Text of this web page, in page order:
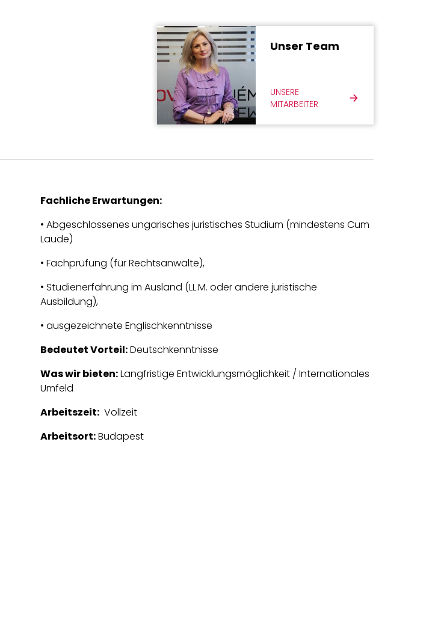
Unser Team
UNSERE
MITARBEITER
Fachliche Erwartungen:
• Abgeschlossenes ungarisches juristisches Studium (mindestens Cum
Laude)
• Fachprüfung (für Rechtsanwälte),
• Studienerfahrung im Ausland (LL.M. oder andere juristische
Ausbildung),
• ausgezeichnete Englischkenntnisse
Bedeutet Vorteil:Deutschkenntnisse
Was wir bieten:Langfristige Entwicklungsmöglichkeit / Internationales
Umfeld
Arbeitszeit: Vollzeit
Arbeitsort:Budapest